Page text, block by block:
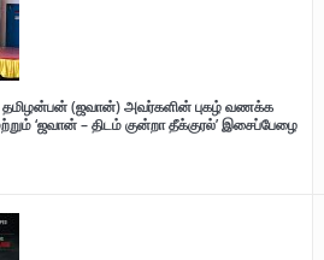
தமிழன்பன் (ஜவான்) அவர்களின் புகழ் வணக்க
மற்றும் ‘ஜவான் – திடம் குன்றா தீக்குரல்’ இசைப்பேழை